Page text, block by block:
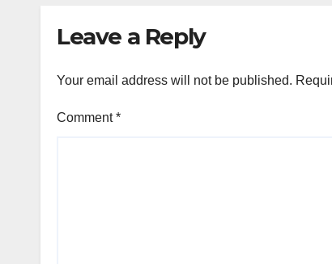
Leave a Reply
Your email address will not be published.
Comment*